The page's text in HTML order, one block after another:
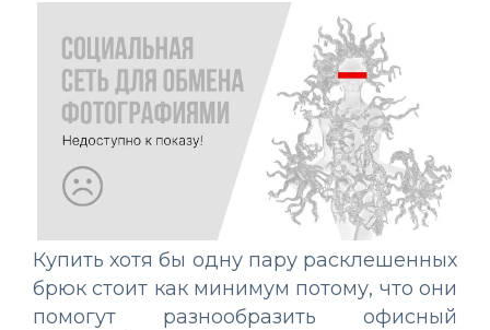
Купить хотя бы одну пару расклешенных
брюк стоит как минимум потому, что они
помогут разнообразить офисный